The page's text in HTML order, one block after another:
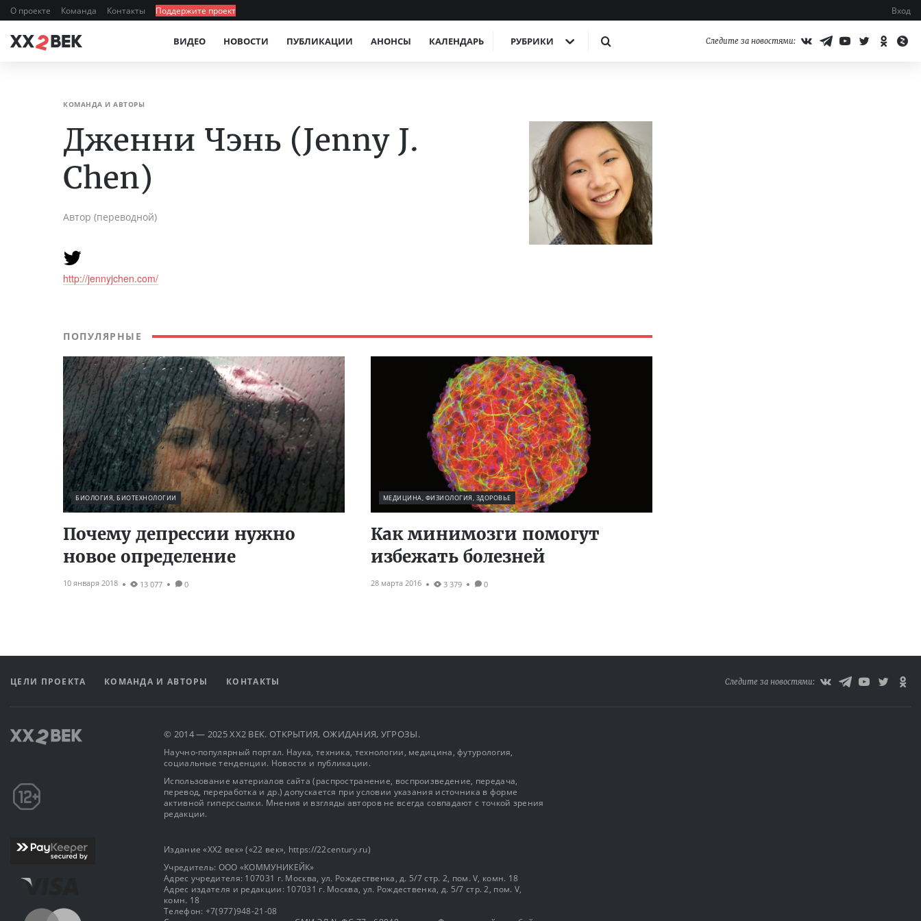
О проекте Команда Контакты Поддержите проект Вход
ВИДЕО НОВОСТИ ПУБЛИКАЦИИ АНОНСЫ КАЛЕНДАРЬ РУБРИКИ Следите за новостями:
КОМАНДА И АВТОРЫ
Дженни Чэнь (Jenny J.
Chen)
Автор (переводной)
http://jennyjchen.com/
ПОПУЛЯРНЫЕ
БИОЛОГИЯ, БИОТЕХНОЛОГИИ
Почему депрессии нужно
новое определение
10 января 2018 13 077 0
МЕДИЦИНА, ФИЗИОЛОГИЯ, ЗДОРОВЬЕ
Как минимозги помогут
избежать болезней
28 марта 2016 3 379 0
ЦЕЛИ ПРОЕКТА КОМАНДА И АВТОРЫ КОНТАКТЫ Следите за новостями:
© 2014 — 2025 XX2 ВЕК. ОТКРЫТИЯ, ОЖИДАНИЯ, УГРОЗЫ.
Научно-популярный портал. Наука, техника, технологии, медицина, футурология,
социальные тенденции. Новости и публикации.
Использование материалов сайта (распространение, воспроизведение, передача,
перевод, переработка и др.) допускается при условии указания источника в форме
активной гиперссылки. Мнения и взгляды авторов не всегда совпадают с точкой зрения
редакции.
Издание «XX2 век» («22 век», https://22century.ru)
Учредитель: OOO «КОММУНИКЕЙК»
Адрес учредителя: 107031 г. Москва, ул. Рождественка, д. 5/7 стр. 2, пом. V, комн. 18
Адрес издателя и редакции: 107031 г. Москва, ул. Рождественка, д. 5/7 стр. 2, пом. V,
комн. 18
Телефон: +7(977)948-21-08